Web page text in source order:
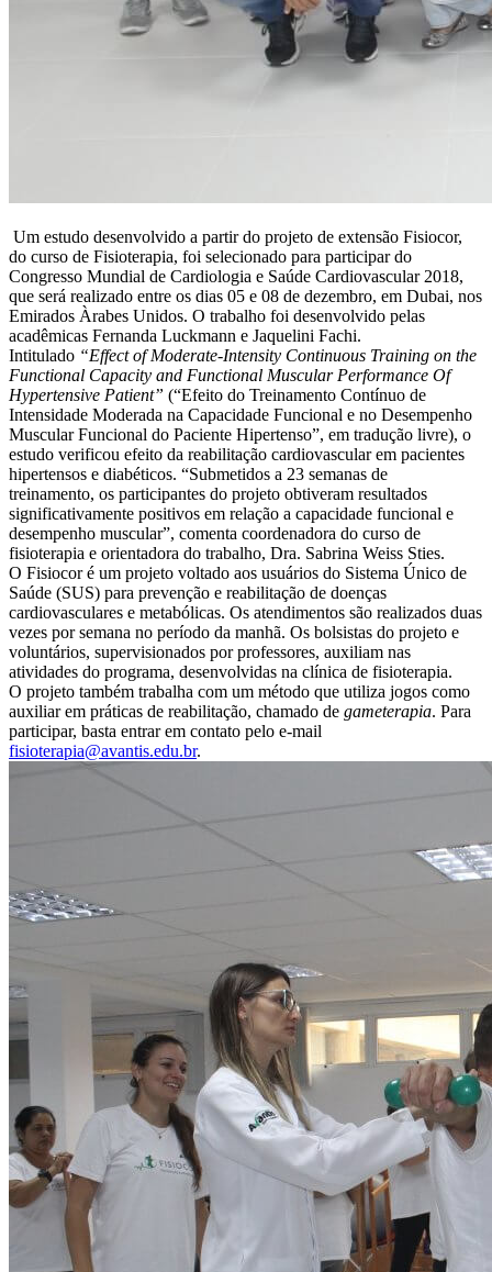
Um estudo desenvolvido a partir do projeto de extensão Fisiocor,
do curso de Fisioterapia, foi selecionado para participar do
Congresso Mundial de Cardiologia e Saúde Cardiovascular 2018,
que será realizado entre os dias 05 e 08 de dezembro, em Dubai, nos
Emirados Àrabes Unidos. O trabalho foi desenvolvido pelas
acadêmicas Fernanda Luckmann e Jaquelini Fachi.
Intitulado “Effect of Moderate-Intensity Continuous Training on the
Functional Capacity and Functional Muscular Performance Of
Hypertensive Patient” (“Efeito do Treinamento Contínuo de
Intensidade Moderada na Capacidade Funcional e no Desempenho
Muscular Funcional do Paciente Hipertenso”, em tradução livre), o
estudo verificou efeito da reabilitação cardiovascular em pacientes
hipertensos e diabéticos. “Submetidos a 23 semanas de
treinamento, os participantes do projeto obtiveram resultados
significativamente positivos em relação a capacidade funcional e
desempenho muscular”, comenta coordenadora do curso de
fisioterapia e orientadora do trabalho, Dra. Sabrina Weiss Sties.
O Fisiocor é um projeto voltado aos usuários do Sistema Único de
Saúde (SUS) para prevenção e reabilitação de doenças
cardiovasculares e metabólicas. Os atendimentos são realizados duas
vezes por semana no período da manhã. Os bolsistas do projeto e
voluntários, supervisionados por professores, auxiliam nas
atividades do programa, desenvolvidas na clínica de fisioterapia.
O projeto também trabalha com um método que utiliza jogos como
auxiliar em práticas de reabilitação, chamado de gameterapia. Para
participar, basta entrar em contato pelo e-mail
fisioterapia@avantis.edu.br.